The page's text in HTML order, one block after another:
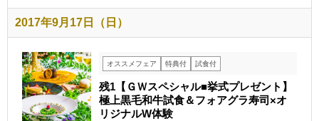
2017年9月17日（日）
オススメフェア 特典付 試食付
残1【ＧＷスペシャル■挙式プレゼント】
極上黒毛和牛試食＆フォアグラ寿司×オ
リジナルW体験